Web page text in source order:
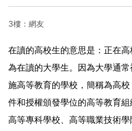
3樓：網友
在讀的高校生的意思是：正在
為在讀的大學生。因為大學通
施高等教育的學校，簡稱為高
件和授權頒發學位的高等教育組
高等專科學校、高等職業技術學